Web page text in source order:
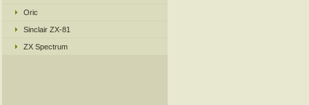
Oric
Sinclair ZX-81
ZX Spectrum